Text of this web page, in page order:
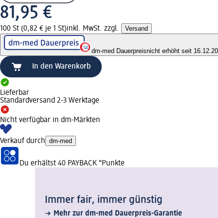
81,95 €
100 St (0,82 € je 1 St)inkl. MwSt. zzgl. Versand
dm-med Dauerpreisnicht erhöht seit
In den Warenkorb
Lieferbar
Standardversand 2-3 Werktage
Nicht verfügbar in dm-Märkten
Verkauf durch dm-med
Du erhältst 40 PAYBACK °Punkte
Immer fair,­ immer günstig
Mehr zur dm-med Dauerpreis-Garantie